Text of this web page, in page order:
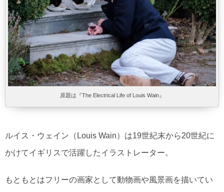
原題は『The Electrical Life of Louis Wain』
ルイス・ウェイン（Louis Wain）は19世紀末から20世紀に
かけてイギリスで活躍したイラストレーター。
もともとはフリーの画家として動物画や風景画を描いてい